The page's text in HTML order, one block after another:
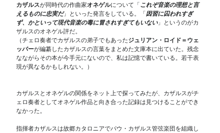
カザルスが同時代の作曲家オネゲルについて「これぞ音楽の理想と言
えるものに忠実だ」といった発言をしている。「因習に囚われすぎ
ず、かといって現代音楽の毒に冒されすぎてもいない」というのがカ
ザルスのオネゲル評だ。
（チェロ奏者でカザルスの弟子でもあったジュリアン・ロイド＝ウェ
ッバーが編纂したカザルスの言葉をまとめた文庫本に出ていた。残念
なながらその本が今手元にないので、私は記憶で書いている。若干表
現が異なるかもしれない。）
カザルスとオネゲルの関係をネット上で探ってみたが、カザルスがチ
ェロ奏者としてオネゲル作品と向き合った記録は見つけることができ
なかった。
指揮者カザルスは故郷カタロニアでパウ・カザルス管弦楽団を組織し